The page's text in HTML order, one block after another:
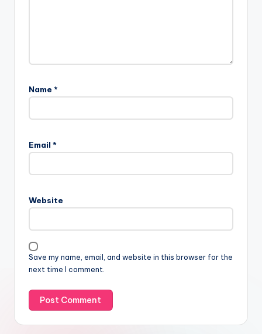
Name *
Email *
Website
Save my name, email, and website in this browser for the
next time I comment.